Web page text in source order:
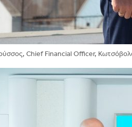
Chief Financial Officer,